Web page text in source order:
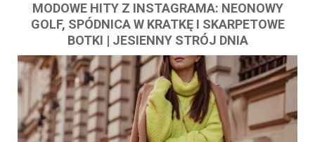
MODOWE HITY Z INSTAGRAMA: NEONOWY
GOLF, SPÓDNICA W KRATKĘ I SKARPETOWE
BOTKI | JESIENNY STRÓJ DNIA